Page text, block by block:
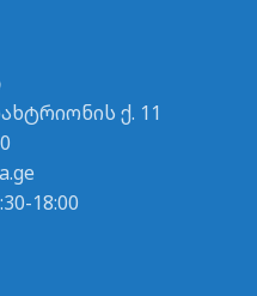
ქ. 11
18:00